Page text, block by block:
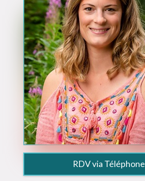
RDV via Téléphone